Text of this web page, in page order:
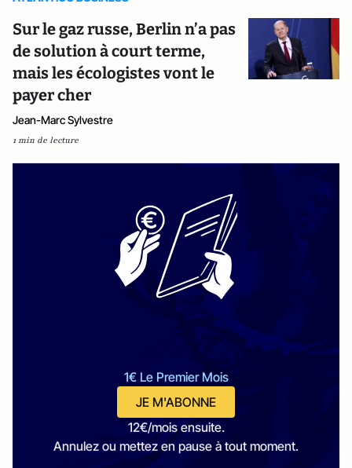
Sur le gaz russe, Berlin n’a pas
de solution à court terme,
mais les écologistes vont le
payer cher
Jean-Marc Sylvestre
1 min de lecture
1€ Le Premier Mois
JE M'ABONNE
12€/mois ensuite.
Annulez ou mettez en pause à tout moment.